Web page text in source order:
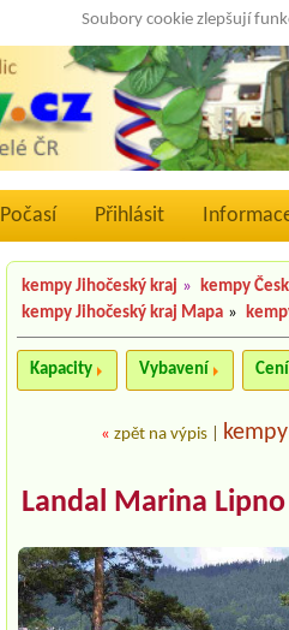
Soubory cookie zlepšují
Počasí Přihlásit
kempy Jihočeský kraj » kempy
kempy Jihočeský kraj Mapa »
Kapacity Vybavení
«zpět na výpis
Landal Marina Lipno